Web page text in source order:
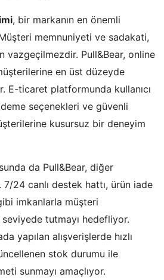
, bir markanın en önemli
memnuniyeti ve sadakati,
vazgeçilmezdir. Pull&Bear, online
en üst düzeyde
E-ticaret platformunda kullanıcı
seçenekleri ve güvenli
kusursuz bir deneyim
da Pull&Bear, diğer
7/24 canlı destek hattı, ürün iade
imkanlarla müşteri
tutmayı hedefliyor.
yapılan alışverişlerde hızlı
stok durumu ile
sunmayı amaçlıyor.